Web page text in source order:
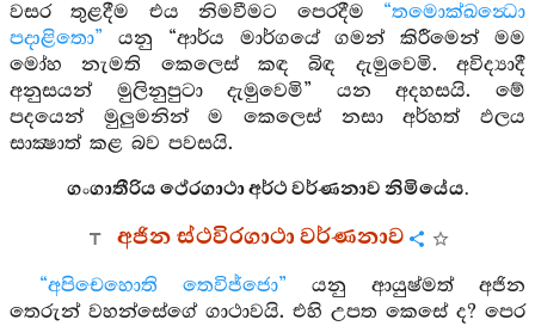
වසර තුළදීම එය නිමවීමට පෙරදීම “තමොක්ඛන්‍ධො
පදාළිතො” යනු “ආර්ය මාර්ගයේ ගමන් කිරීමෙන් මම
මෝහ නැමති කෙලෙස් කඳ බිඳ දැමුවෙමි. අවිද්‍යාදී
අනුසයන් මුලිනුපුටා දැමුවෙමි” යන අදහසයි. මේ
පදයෙන් මුලුමනින් ම කෙලෙස් නසා අර්හත් ඵලය
සාක්‍ෂාත් කළ බව පවසයි.
ගංගාතීරිය ථේරගාථා අර්ථ වර්ණනාව නිමියේය.
අජින ස්ථවිරගාථා වර්ණනාව
“අපිචෙහොති තෙවිජ්ජො” යනු ආයුෂ්මත් අජින
තෙරුන් වහන්සේගේ ගාථාවයි. එහි උපත කෙසේ ද? පෙර